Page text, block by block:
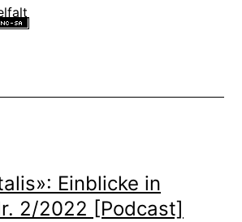
Einblicke in
2/2022 [Podcast]